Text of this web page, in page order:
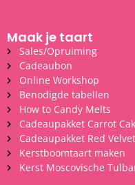
Maak je taart
Sales/Opruiming
Cadeaubon
Online Workshop
Benodigde tabellen
How to Candy Melts
Cadeaupakket Carrot
Cadeaupakket Red Velvet
Kerstboomtaart maken
Kerst Moscovische